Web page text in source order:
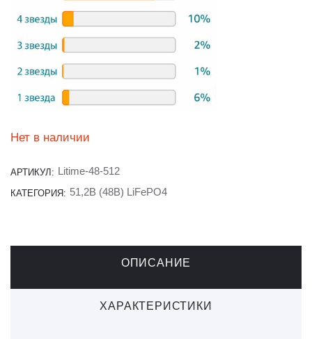
Нет в наличии
АРТИКУЛ: Litime-48-512
КАТЕГОРИЯ: 51,2В (48В) LiFePO4
ОПИСАНИЕ
ХАРАКТЕРИСТИКИ